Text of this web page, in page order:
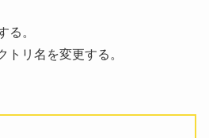
。
リ名を変更する。